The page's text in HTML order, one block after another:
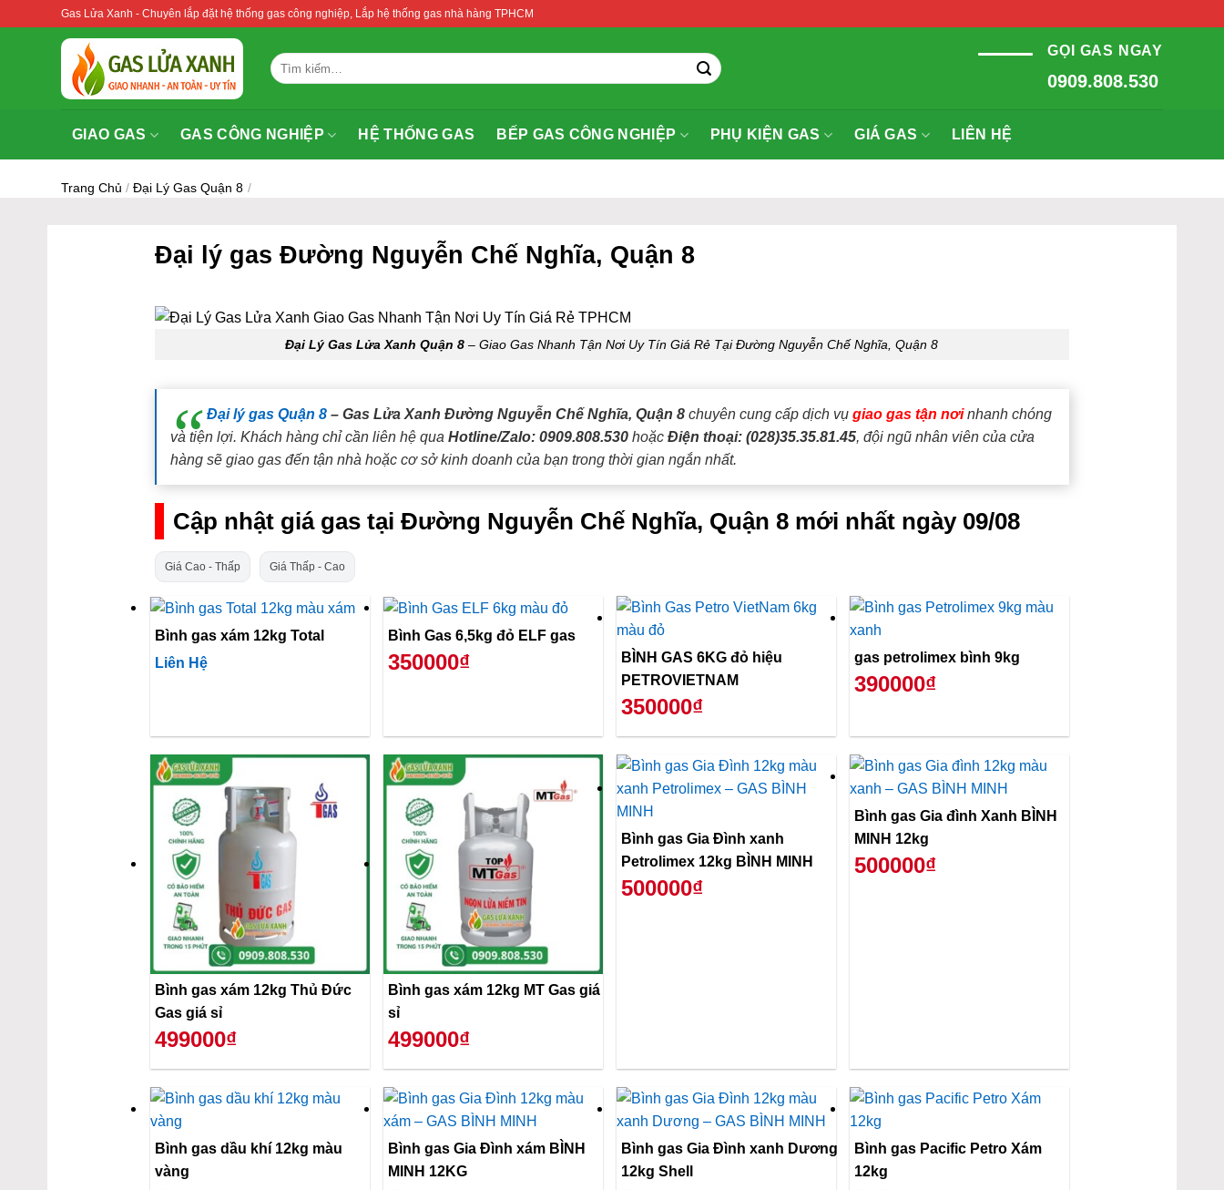
Gas Lửa Xanh - Chuyên lắp đặt hệ thống gas công nghiệp, Lắp hệ thống gas nhà hàng TPHCM
Tìm
kiếm:
GỌI GAS NGAY
0909.808.530
GIAO GAS GAS CÔNG NGHIỆP HỆ THỐNG GAS BẾP GAS CÔNG NGHIỆP PHỤ KIỆN GAS GIÁ GAS LIÊN HỆ
Trang Chủ / Đại Lý Gas Quận 8 /
Đại lý gas Đường Nguyễn Chế Nghĩa, Quận 8
Đại Lý Gas Lửa Xanh Quận 8 – Giao Gas Nhanh Tận Nơi Uy Tín Giá Rẻ Tại Đường Nguyễn Chế Nghĩa, Quận 8
Đại lý gas Quận 8 – Gas Lửa Xanh Đường Nguyễn Chế Nghĩa, Quận 8 chuyên cung cấp dịch vụgiao gas tận nơinhanh chóng
và tiện lợi. Khách hàng chỉ cần liên hệ quaHotline/Zalo: 0909.808.530 hoặcĐiện thoại: (028)35.35.81.45, đội ngũ nhân viên của cửa
hàng sẽ giao gas đến tận nhà hoặc cơ sở kinh doanh của bạn trong thời gian ngắn nhất.
Cập nhật giá gas tại Đường Nguyễn Chế Nghĩa, Quận 8 mới nhất ngày 09/08
Giá Cao - Thấp Giá Thấp - Cao
Bình gas xám 12kg Total
Liên Hệ
Bình Gas 6,5kg đỏ ELF gas
350000₫
BÌNH GAS 6KG đỏ hiệu
PETROVIETNAM
350000₫
gas petrolimex bình 9kg
390000₫
Bình gas xám 12kg Thủ Đức
Gas giá sỉ
499000₫
Bình gas xám 12kg MT Gas giá
sỉ
499000₫
Bình gas Gia Đình xanh
Petrolimex 12kg BÌNH MINH
500000₫
Bình gas Gia đình Xanh BÌNH
MINH 12kg
500000₫
Bình gas dầu khí 12kg màu
vàng
Bình gas Gia Đình xám BÌNH
MINH 12KG
Bình gas Gia Đình xanh Dương
12kg Shell
Bình gas Pacific Petro Xám
12kg